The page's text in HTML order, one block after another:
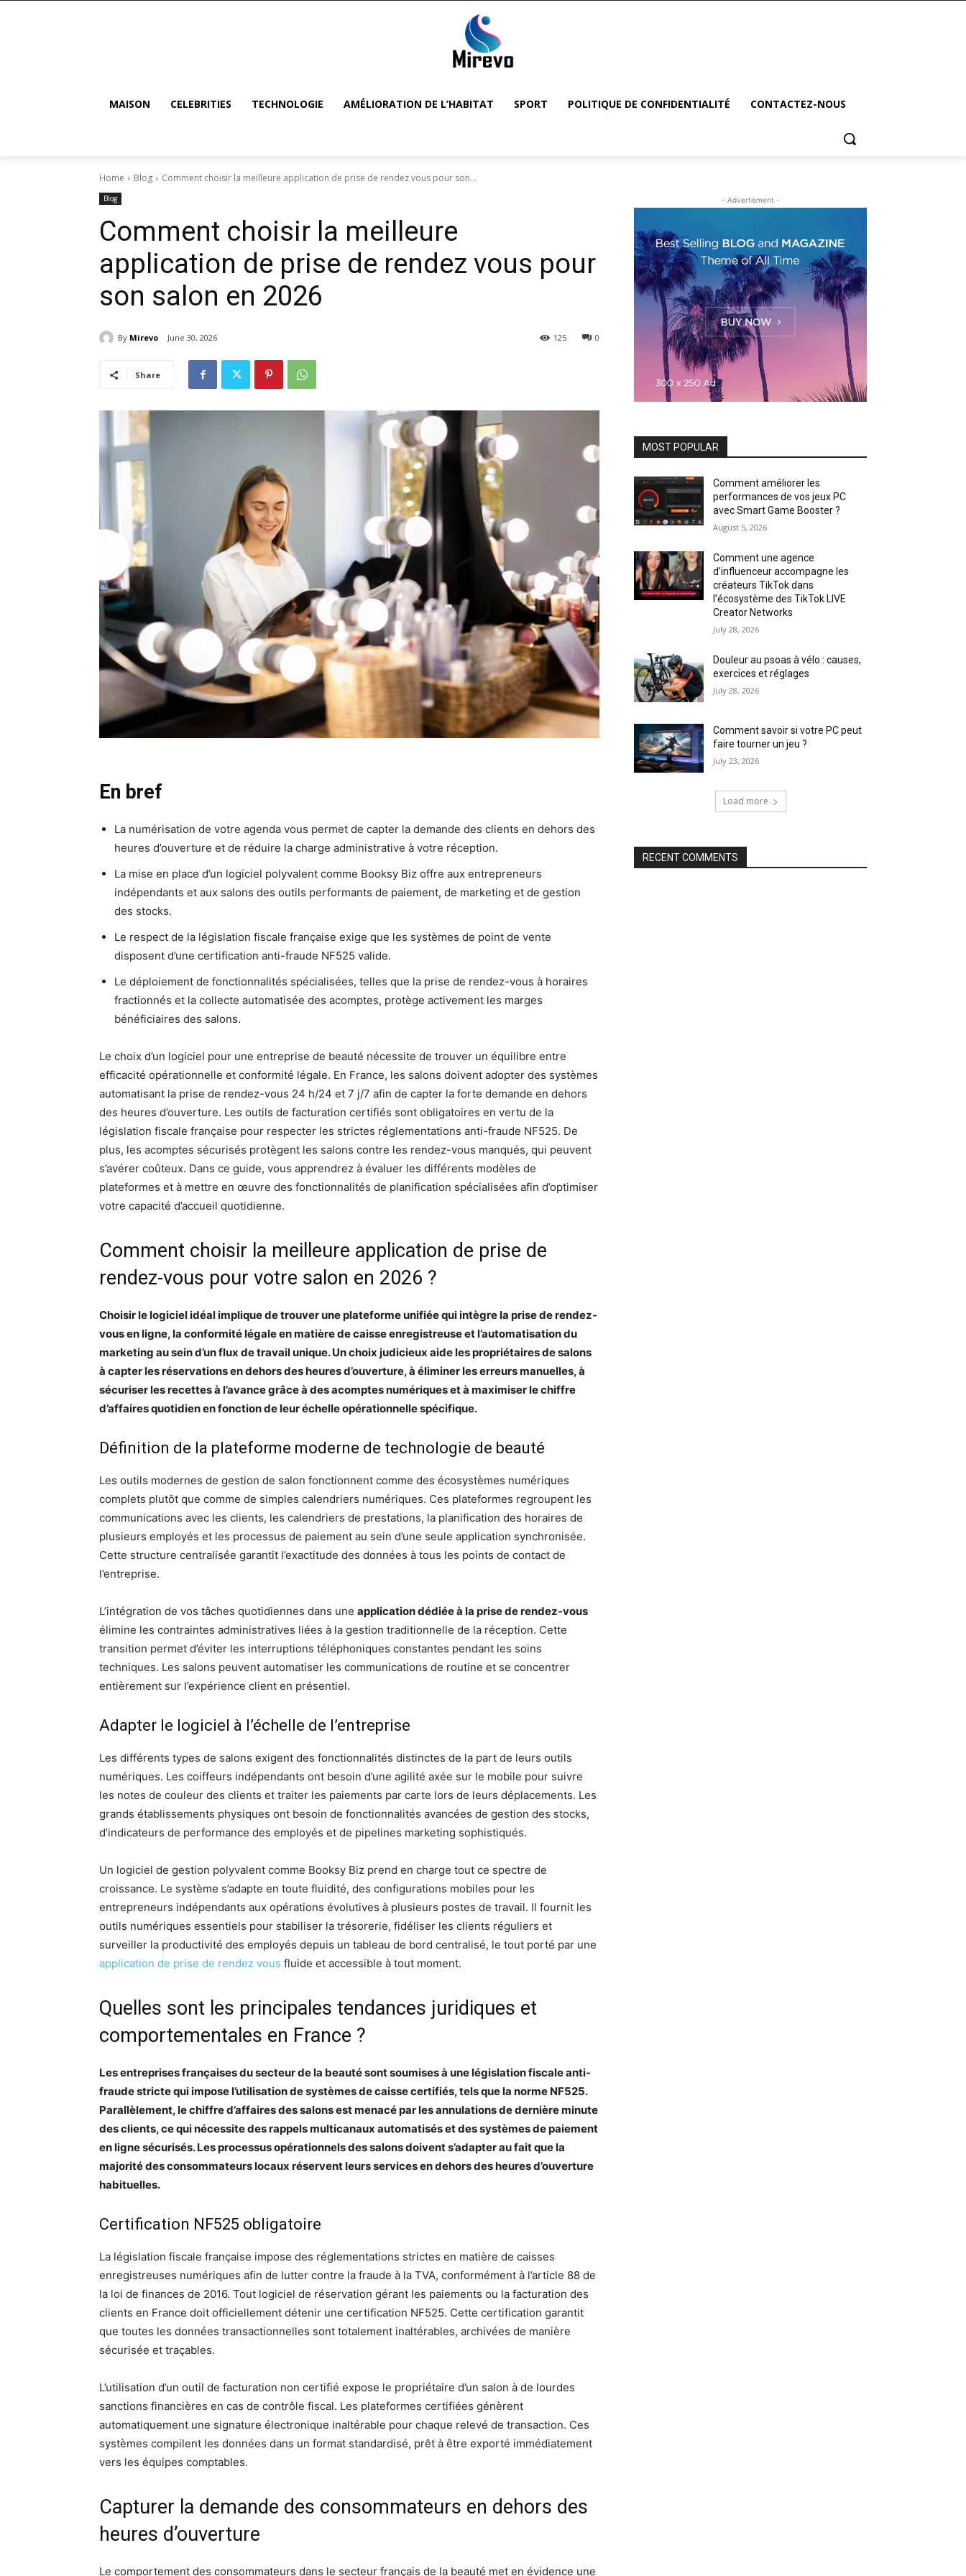
MAISON CELEBRITIES TECHNOLOGIE AMÉLIORATION DE L’HABITAT SPORT POLITIQUE DE CONFIDENTIALITÉ CONTACTEZ-NOUS
Home Blog Comment choisir la meilleure application de prise de rendez vous pour son...
Blog
Comment choisir la meilleure
application de prise de rendez vous pour
son salon en 2026
By Mirevo June 30, 2026 0
125
Share
En bref
La numérisation de votre agenda vous permet de capter la demande des clients en dehors des
heures d’ouverture et de réduire la charge administrative à votre réception.
La mise en place d’un logiciel polyvalent comme Booksy Biz offre aux entrepreneurs
indépendants et aux salons des outils performants de paiement, de marketing et de gestion
des stocks.
Le respect de la législation fiscale française exige que les systèmes de point de vente
disposent d’une certification anti-fraude NF525 valide.
Le déploiement de fonctionnalités spécialisées, telles que la prise de rendez-vous à horaires
fractionnés et la collecte automatisée des acomptes, protège activement les marges
bénéficiaires des salons.
Le choix d’un logiciel pour une entreprise de beauté nécessite de trouver un équilibre entre
efficacité opérationnelle et conformité légale. En France, les salons doivent adopter des systèmes
automatisant la prise de rendez-vous 24 h/24 et 7 j/7 afin de capter la forte demande en dehors
des heures d’ouverture. Les outils de facturation certifiés sont obligatoires en vertu de la
législation fiscale française pour respecter les strictes réglementations anti-fraude NF525. De
plus, les acomptes sécurisés protègent les salons contre les rendez-vous manqués, qui peuvent
s’avérer coûteux. Dans ce guide, vous apprendrez à évaluer les différents modèles de
plateformes et à mettre en œuvre des fonctionnalités de planification spécialisées afin d’optimiser
votre capacité d’accueil quotidienne.
Comment choisir la meilleure application de prise de
rendez-vous pour votre salon en 2026 ?
Choisir le logiciel idéal implique de trouver une plateforme unifiée qui intègre la prise de rendez-
vous en ligne, la conformité légale en matière de caisse enregistreuse et l’automatisation du
marketing au sein d’un flux de travail unique. Un choix judicieux aide les propriétaires de salons
à capter les réservations en dehors des heures d’ouverture, à éliminer les erreurs manuelles, à
sécuriser les recettes à l’avance grâce à des acomptes numériques et à maximiser le chiffre
d’affaires quotidien en fonction de leur échelle opérationnelle spécifique.
Définition de la plateforme moderne de technologie de beauté
Les outils modernes de gestion de salon fonctionnent comme des écosystèmes numériques
complets plutôt que comme de simples calendriers numériques. Ces plateformes regroupent les
communications avec les clients, les calendriers de prestations, la planification des horaires de
plusieurs employés et les processus de paiement au sein d’une seule application synchronisée.
Cette structure centralisée garantit l’exactitude des données à tous les points de contact de
l’entreprise.
L’intégration de vos tâches quotidiennes dans une application dédiée à la prise de rendez-vous
élimine les contraintes administratives liées à la gestion traditionnelle de la réception. Cette
transition permet d’éviter les interruptions téléphoniques constantes pendant les soins
techniques. Les salons peuvent automatiser les communications de routine et se concentrer
entièrement sur l’expérience client en présentiel.
Adapter le logiciel à l’échelle de l’entreprise
Les différents types de salons exigent des fonctionnalités distinctes de la part de leurs outils
numériques. Les coiffeurs indépendants ont besoin d’une agilité axée sur le mobile pour suivre
les notes de couleur des clients et traiter les paiements par carte lors de leurs déplacements. Les
grands établissements physiques ont besoin de fonctionnalités avancées de gestion des stocks,
d’indicateurs de performance des employés et de pipelines marketing sophistiqués.
Un logiciel de gestion polyvalent comme Booksy Biz prend en charge tout ce spectre de
croissance. Le système s’adapte en toute fluidité, des configurations mobiles pour les
entrepreneurs indépendants aux opérations évolutives à plusieurs postes de travail. Il fournit les
outils numériques essentiels pour stabiliser la trésorerie, fidéliser les clients réguliers et
surveiller la productivité des employés depuis un tableau de bord centralisé, le tout porté par une
application de prise de rendez vous fluide et accessible à tout moment.
Quelles sont les principales tendances juridiques et
comportementales en France ?
Les entreprises françaises du secteur de la beauté sont soumises à une législation fiscale anti-
fraude stricte qui impose l’utilisation de systèmes de caisse certifiés, tels que la norme NF525.
Parallèlement, le chiffre d’affaires des salons est menacé par les annulations de dernière minute
des clients, ce qui nécessite des rappels multicanaux automatisés et des systèmes de paiement
en ligne sécurisés. Les processus opérationnels des salons doivent s’adapter au fait que la
majorité des consommateurs locaux réservent leurs services en dehors des heures d’ouverture
habituelles.
Certification NF525 obligatoire
La législation fiscale française impose des réglementations strictes en matière de caisses
enregistreuses numériques afin de lutter contre la fraude à la TVA, conformément à l’article 88 de
la loi de finances de 2016. Tout logiciel de réservation gérant les paiements ou la facturation des
clients en France doit officiellement détenir une certification NF525. Cette certification garantit
que toutes les données transactionnelles sont totalement inaltérables, archivées de manière
sécurisée et traçables.
L’utilisation d’un outil de facturation non certifié expose le propriétaire d’un salon à de lourdes
sanctions financières en cas de contrôle fiscal. Les plateformes certifiées génèrent
automatiquement une signature électronique inaltérable pour chaque relevé de transaction. Ces
systèmes compilent les données dans un format standardisé, prêt à être exporté immédiatement
vers les équipes comptables.
Capturer la demande des consommateurs en dehors des
heures d’ouverture
Le comportement des consommateurs dans le secteur français de la beauté met en évidence une
- Advertisment -
MOST POPULAR
Comment améliorer les
performances de vos jeux PC
avec Smart Game Booster ?
August 5, 2026
Comment une agence
d’influenceur accompagne les
créateurs TikTok dans
l’écosystème des TikTok LIVE
Creator Networks
July 28, 2026
Douleur au psoas à vélo : causes,
exercices et réglages
July 28, 2026
Comment savoir si votre PC peut
faire tourner un jeu ?
July 23, 2026
Load more
RECENT COMMENTS